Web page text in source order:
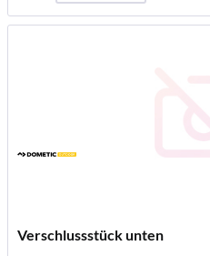
Verschlussstück unten